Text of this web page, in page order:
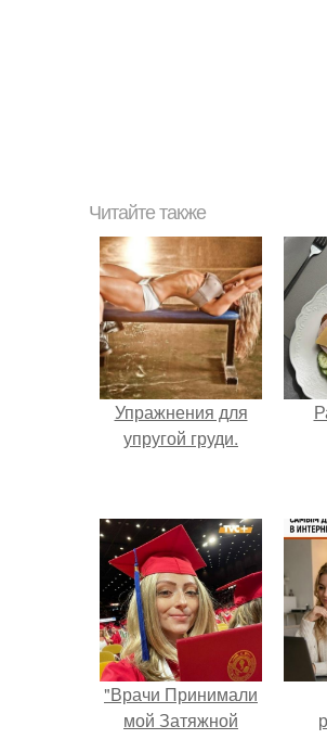
Читайте также
Упражнения для
упругой груди.
"Врачи Принимали
мой Затяжной